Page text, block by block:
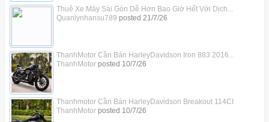
Thuê Xe Máy Sài Gòn Dễ Hơn Bao Giờ Hết Với Dịch...
Quanlynhansu789 posted 21/7/26
ThanhMotor Cần Bán HarleyDavidson Iron 883 2016...
ThanhMotorposted 10/7/26
Thanhmotor Cần Bán HarleyDavidson Breakout 114CI
ThanhMotorposted 10/7/26